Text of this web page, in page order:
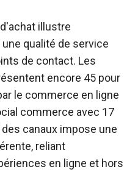
illustre
qualité de service
de contact. Les
encore 45 pour
le commerce en ligne
commerce avec 17
canaux impose une
reliant
en ligne et hors